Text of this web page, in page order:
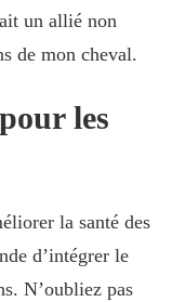
un allié non
de mon cheval.
les
la santé des
d’intégrer le
N’oubliez pas